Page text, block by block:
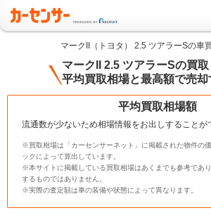
マークII（トヨタ） 2.5 ツアラーSの車
マークII 2.5 ツアラーSの買取
平均買取相場と最高額で売却
平均買取相場額
流通数が少ないため相場情報をお出しすることが
※買取相場は「カーセンサーネット」に掲載された物件の
ックによって算出しています。
※本サイトに掲載している買取相場はあくまでも参考であ
するものではありません。
※実際の査定額は車の装備や状態によって異なります。